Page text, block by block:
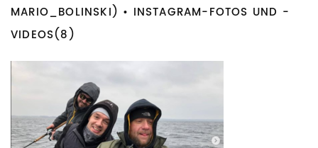
MARIO_BOLINSKI) • INSTAGRAM-FOTOS UND -
VIDEOS(8)